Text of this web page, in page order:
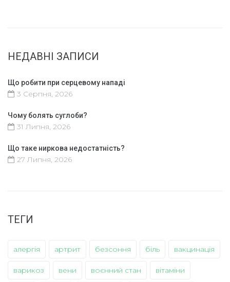
НЕДАВНІ ЗАПИСИ
Що робити при серцевому нападі
3 Серпня, 2026
Чому болять суглоби?
31 Липня, 2026
Що таке ниркова недостатність?
27 Липня, 2026
ТЕГИ
алергія артрит безсоння біль вакцинація
варикоз вени воєнний стан вітаміни